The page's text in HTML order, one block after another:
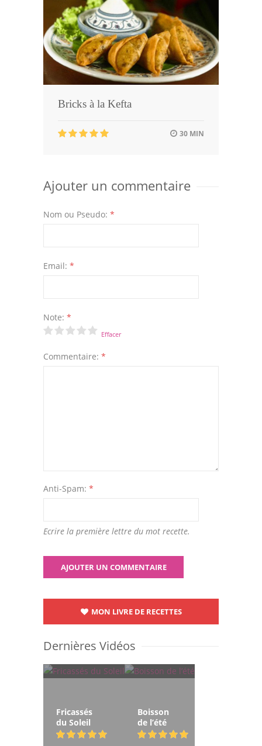
Bricks à la Kefta
30 MIN
Ajouter un commentaire
Nom ou Pseudo: *
Email: *
Note: *
Effacer
Commentaire: *
Anti-Spam: *
Ecrire la première lettre du mot recette.
MON LIVRE DE RECETTES
Dernières Vidéos
Fricassés
du Soleil
Boisson
de l’été